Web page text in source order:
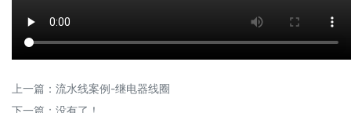
上一篇： 流水线案例-继电器线圈
下一篇：没有了！